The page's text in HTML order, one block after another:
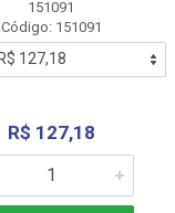
151091
Código: 151091
R$ 127,18